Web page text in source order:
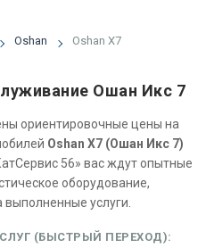
Oshan Oshan X7
Ошан Икс 7
ориентировочные цены на
Oshan X7 (Ошан Икс 7)
56» вас ждут опытные
оборудование,
услуги.
(БЫСТРЫЙ ПЕРЕХОД):